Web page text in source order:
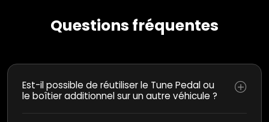
Questions fréquentes
Est-il possible de réutiliser le Tune Pedal ou
le boîtier additionnel sur un autre véhicule ?